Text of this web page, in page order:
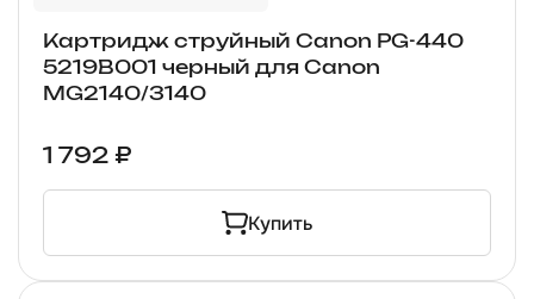
Картридж струйный Canon PG-440
5219B001 черный для Canon
MG2140/3140
1 792 ₽
Купить